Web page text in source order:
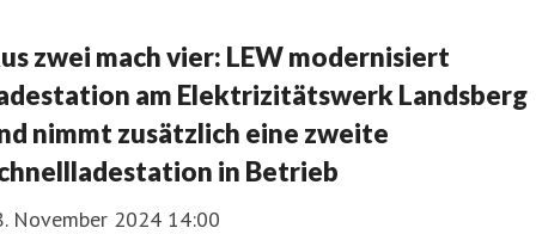
zwei mach vier: LEW modernisiert
am Elektrizitätswerk Landsberg
nimmt zusätzlich eine zweite
in Betrieb
November 2024 14:00